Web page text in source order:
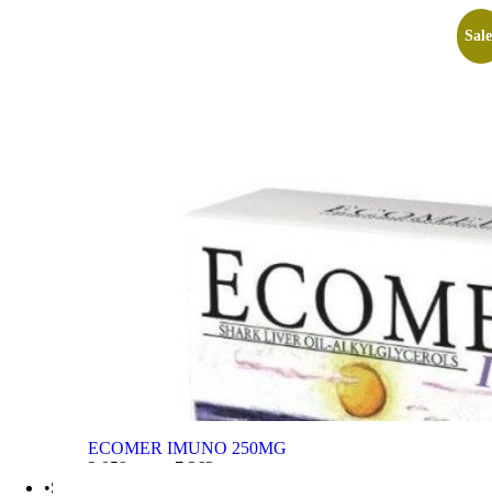
ECOMER IMUNO 250MG
2.059
7.363
•Stomak | Bol | Cirkulacija